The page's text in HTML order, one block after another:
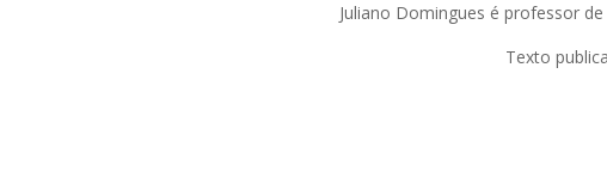
Juliano Domingues é professor
Texto